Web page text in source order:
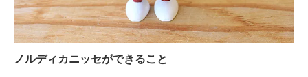
ノルディカニッセができること